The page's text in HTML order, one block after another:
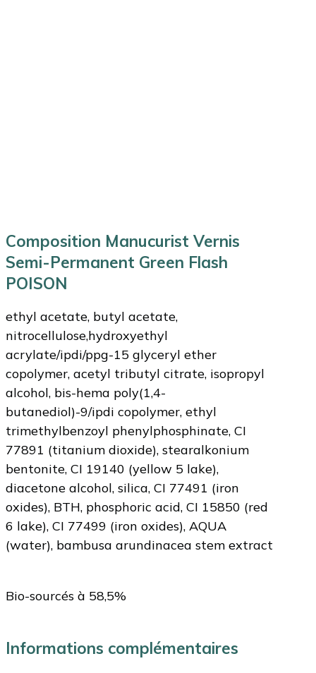
Composition Manucurist Vernis
Semi-Permanent Green Flash
POISON
ethyl acetate, butyl acetate,
nitrocellulose,hydroxyethyl
acrylate/ipdi/ppg-15 glyceryl ether
copolymer, acetyl tributyl citrate, isopropyl
alcohol, bis-hema poly(1,4-
butanediol)-9/ipdi copolymer, ethyl
trimethylbenzoyl phenylphosphinate, CI
77891 (titanium dioxide), stearalkonium
bentonite, CI 19140 (yellow 5 lake),
diacetone alcohol, silica, CI 77491 (iron
oxides), BTH, phosphoric acid, CI 15850 (red
6 lake), CI 77499 (iron oxides), AQUA
(water), bambusa arundinacea stem extract
Bio-sourcés à 58,5%
Informations complémentaires